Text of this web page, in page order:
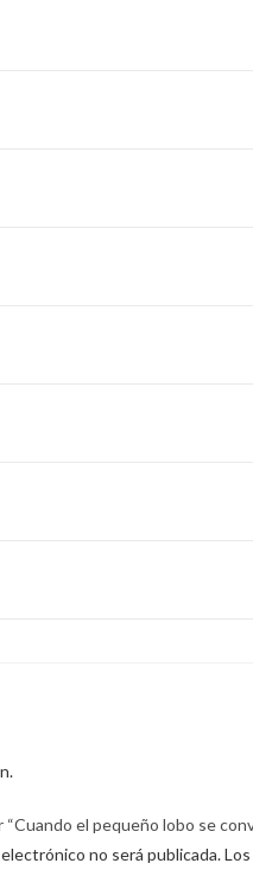
“Cuando el pequeño lobo se
no será publicada.